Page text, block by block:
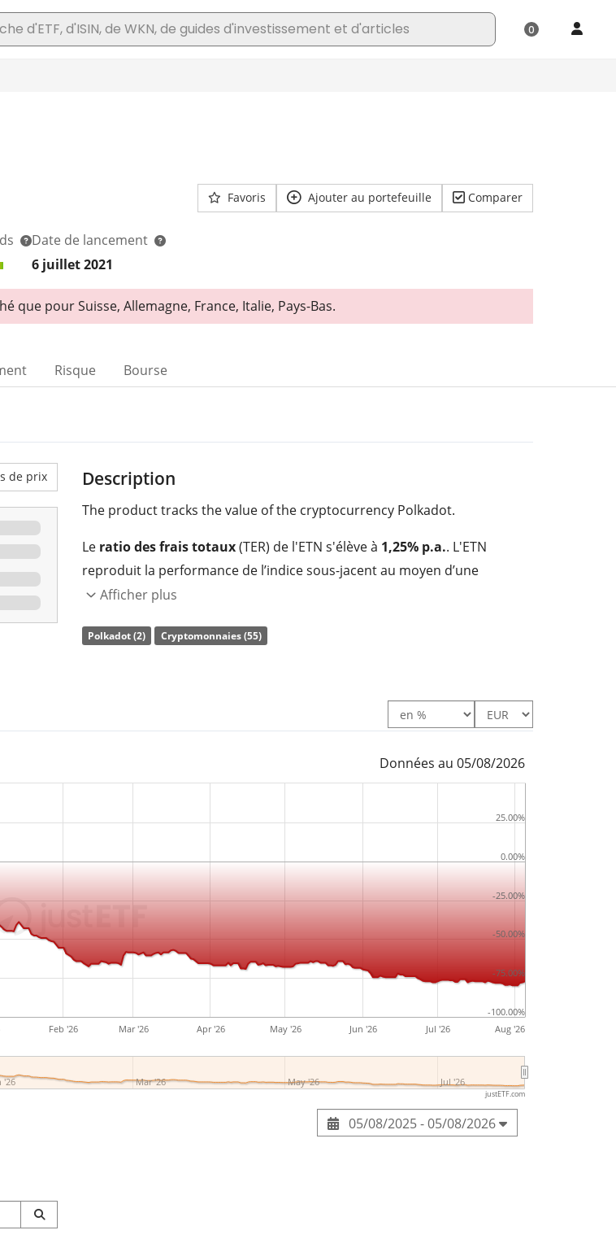
Favoris Ajouter au portefeuille Comparer
Date de lancement
6 juillet 2021
que pour Suisse, Allemagne, France, Italie, Pays-Bas.
Risque Bourse
de prix Description
The product tracks the value of the cryptocurrency Polkadot.
Le ratio des frais totaux(TER) de l'ETN s'élève à 1,25% p.a.. L'ETN
reproduit la performance de l’indice sous-jacent au moyen d’une
obligation adossée à des actifs qui est garantie par la
Afficher plus
Polkadot (2) Cryptomonnaies (55)
Données au 05/08/2026
Feb '26 Mar '26 Apr '26 May '26 Jun '26 Jul '26 Aug '26
'26 Mar '26 May '26 Jul '26
-100.00%
-75.00%
-50.00%
-25.00%
0.00%
25.00%
justETF.com
05/08/2025 - 05/08/2026